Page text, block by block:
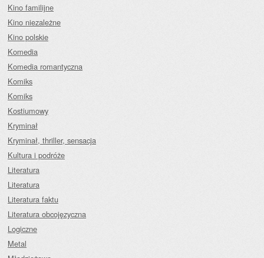
Kino familijne
Kino niezależne
Kino polskie
Komedia
Komedia romantyczna
Komiks
Komiks
Kostiumowy
Kryminał
Kryminał, thriller, sensacja
Kultura i podróże
Literatura
Literatura
Literatura faktu
Literatura obcojęzyczna
Logiczne
Metal